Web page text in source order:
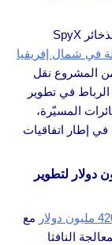
افتتحت شركة BlueBird Aerosystems مصنعاً لذخائر SpyX
في شمال إفريقيا
المشروع نقل
في تطوير
المسيّرة،
إطار اتفاقيات
توقعان اتفاقاً بقيمة 420 مليون دولار لتطوير
مع
النافثا